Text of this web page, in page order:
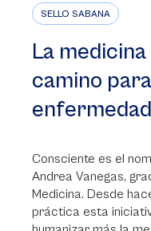
SELLO SABANA
La
camino
Consciente es el
Andrea Vanegas,
Medicina. Desde
práctica esta